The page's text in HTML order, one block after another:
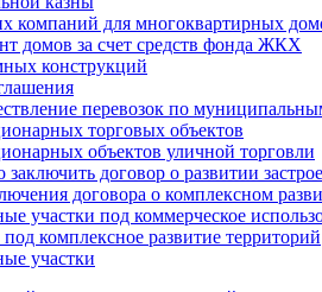
компаний для многоквартирных
домов за счет средств фонда ЖКХ
конструкций
перевозок по
торговых объектов
объектов уличной торговли
договор о развитии
договора о комплексном
участки под коммерческое
комплексное развитие территорий
участки